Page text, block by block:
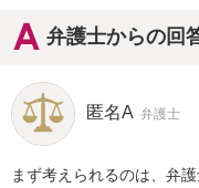
弁護士からの回
匿名A 弁護士
まず考えられるのは、弁